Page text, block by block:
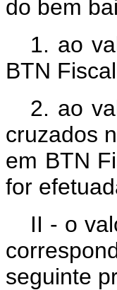
do bem
1. ao
BTN
2. ao
cruzados
em BTN
for
II - o
seguinte